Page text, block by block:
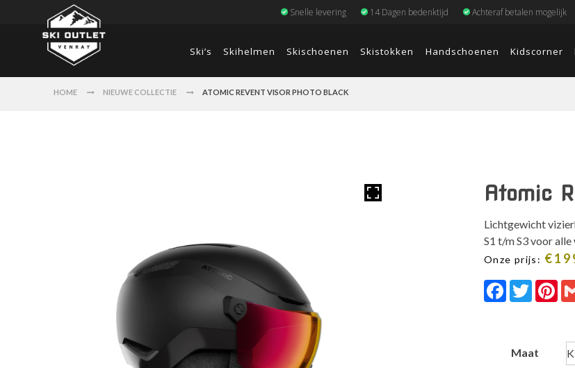
Snelle levering 14 Dagen bedenktijd Achteraf betalen mogelijk
Ski’s Skihelmen Skischoenen Skistokken Handschoenen Kidscorner
HOME NIEUWE COLLECTIE ATOMIC REVENT VISOR PHOTO BLACK
Atomic
Lichtgewicht
S1 t/m S3 voor
Onze prijs: €
Facebook
Twitter
Maat